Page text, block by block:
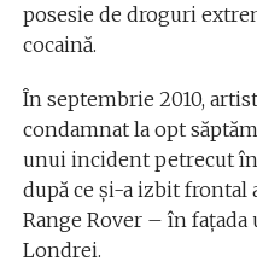
posesie de droguri
cocaină.
În septembrie 2010,
condamnat la opt
unui incident petrecut în
după ce şi-a izbit
Range Rover – în
Londrei.